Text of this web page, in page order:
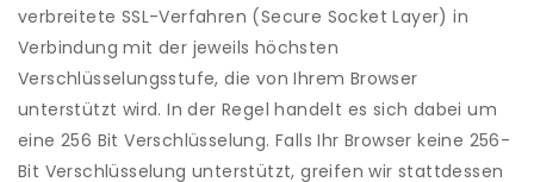
verbreitete SSL-Verfahren (Secure Socket Layer) in
Verbindung mit der jeweils höchsten
Verschlüsselungsstufe, die von Ihrem Browser
unterstützt wird. In der Regel handelt es sich dabei um
eine 256 Bit Verschlüsselung. Falls Ihr Browser keine 256-
Bit Verschlüsselung unterstützt, greifen wir stattdessen